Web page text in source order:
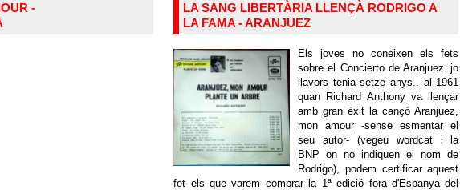
-
LA SANG LIBERTÀRIA LLENÇÀ RODRIGO A
LA FAMA - ARANJUEZ
Els joves no coneixen els fets
sobre el Concierto de Aranjuez..jo
llavors tenia setze anys.. al 1961
quan Richard Anthony va llençar
amb gran èxit la cançó Aranjuez,
mon amour -sense esmentar el
seu autor- (vegeu wordcat i la
BNP on no indiquen el nom de
Rodrigo), podem certificar aquest
fet els que varem comprar la 1ª edició fora d'Espanya del